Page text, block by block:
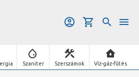
Szaniter Szerszámok Víz-gáz-fűtés